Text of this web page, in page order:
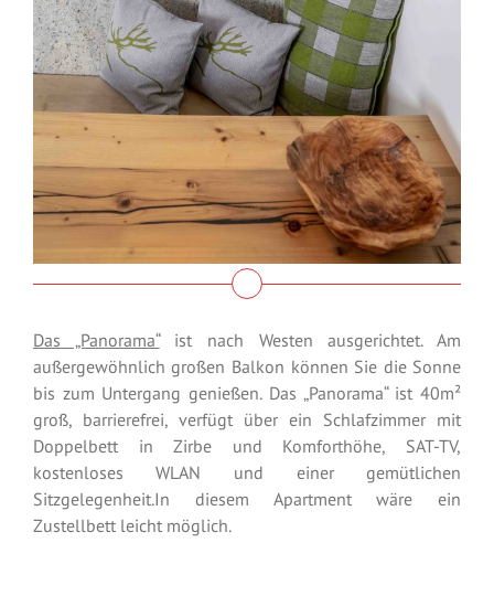
Das „Panorama“ist nach Westen ausgerichtet. Am
außergewöhnlich großen Balkon können Sie die Sonne
bis zum Untergang genießen. Das „Panorama“ ist 40m²
groß, barrierefrei, verfügt über ein Schlafzimmer mit
Doppelbett in Zirbe und Komforthöhe, SAT-TV,
kostenloses WLAN und einer gemütlichen
Sitzgelegenheit.In diesem Apartment wäre ein
Zustellbett leicht möglich.